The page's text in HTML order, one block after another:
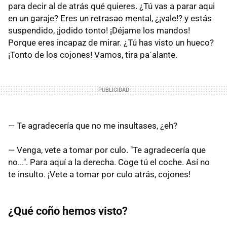
para decir al de atrás qué quieres. ¿Tú vas a parar aqui
en un garaje? Eres un retrasao mental, ¿¡vale!? y estás
suspendido, ¡jodido tonto! ¡Déjame los mandos!
Porque eres incapaz de mirar. ¿Tú has visto un hueco?
¡Tonto de los cojones! Vamos, tira pa´alante.
— Te agradecería que no me insultases, ¿eh?
— Venga, vete a tomar por culo. "Te agradecería que
no...". Para aquí a la derecha. Coge tú el coche. Así no
te insulto. ¡Vete a tomar por culo atrás, cojones!
¿Qué coño hemos visto?